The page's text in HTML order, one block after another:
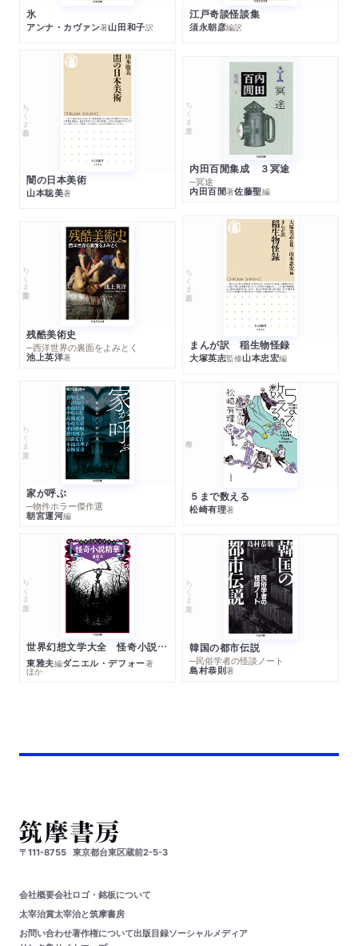
氷
アンナ・カヴァン著山田和子訳
江戸奇談怪談集
須永朝彦編訳
ちくま新書
闇の日本美術
山本聡美著
ちくま文庫
内田百閒集成 ３冥途
─冥途
内田百閒著佐藤聖編
ちくま学芸文庫
残酷美術史
─西洋世界の裏面をよみとく
池上英洋著
ちくま新書
まんが訳 稲生物怪録
大塚英志監修山本忠宏編
ちくま文庫
家が呼ぶ
─物件ホラー傑作選
朝宮運河編
５まで数える
松崎有理著
ちくま文庫
世界幻想文学大全 怪奇小説精華
東雅夫編ダニエル・デフォー著
ほか
ちくま文庫
韓国の都市伝説
─民俗学者の怪談ノート
島村恭則著
〒111-8755 東京都台東区蔵前2-5-3
会社概要会社ロゴ・銘板について
太宰治賞太宰治と筑摩書房
お問い合わせ著作権について出版目録ソーシャルメディア